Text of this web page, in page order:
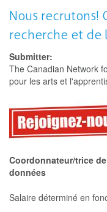
General’s
Medal
Recipient
the
Canadian
for
Arts
and
Nous recrutons!
recherche et de
Submitter:
The Canadian Network
pour les arts et
Coordonnateur/trice
données
Salaire déterminé en